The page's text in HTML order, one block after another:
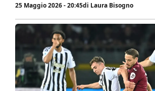
25 Maggio 2026 - 20:45di Laura Bisogno